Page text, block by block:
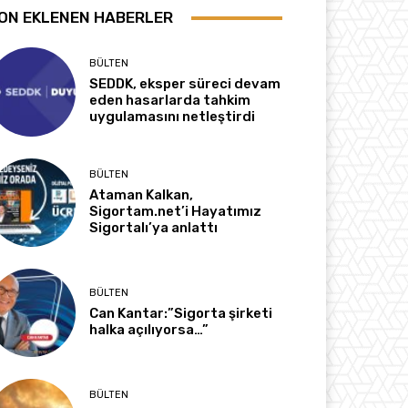
EKLENEN HABERLER
BÜLTEN
SEDDK, eksper süreci devam
eden hasarlarda tahkim
uygulamasını netleştirdi
BÜLTEN
Ataman Kalkan,
Sigortam.net’i Hayatımız
Sigortalı’ya anlattı
BÜLTEN
Can Kantar:”Sigorta şirketi
halka açılıyorsa…”
BÜLTEN